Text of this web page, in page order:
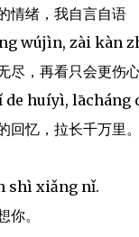
情绪，我自言自语
wújìn, zài kàn
尽，再看只会更伤心
de huíyì, lācháng
回忆，拉长千万里。
shì xiǎng nǐ.
你。